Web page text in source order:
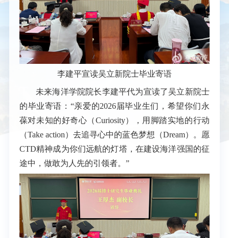
李建平宣读吴立新院士毕业寄语
未来海洋学院院长李建平代为宣读了吴立新院士
的毕业寄语：“亲爱的2026届毕业生们，希望你们永
葆对未知的好奇心（Curiosity），用脚踏实地的行动
（Take action）去追寻心中的蓝色梦想（Dream）。愿
CTD精神成为你们远航的灯塔，在建设海洋强国的征
途中，做敢为人先的引领者。”